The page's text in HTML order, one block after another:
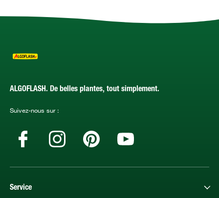
ALGOFLASH. De belles plantes, tout simplement.
Suivez-nous sur :
Service